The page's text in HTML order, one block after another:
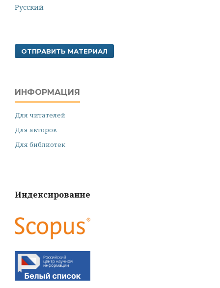
Русский
ОТПРАВИТЬ МАТЕРИАЛ
ИНФОРМАЦИЯ
Для читателей
Для авторов
Для библиотек
Индексирование